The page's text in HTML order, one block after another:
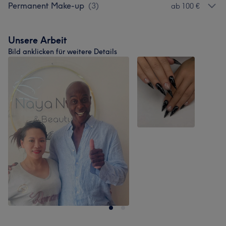
Permanent Make-up (3) ab 100 €
Unsere Arbeit
Bild anklicken für weitere Details